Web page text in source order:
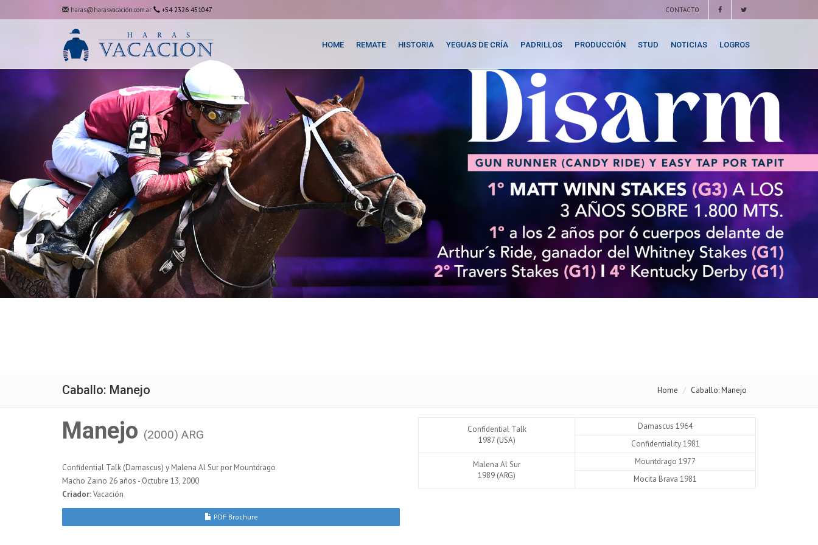
haras@harasvacación.com.ar +54 2326 451047 CONTACTO
HOME REMATE HISTORIA YEGUAS DE CRÍA PADRILLOS PRODUCCIÓN STUD NOTICIAS LOGROS
Caballo: Manejo Home Caballo: Manejo
Manejo (2000) ARG
Confidential Talk (Damascus) y Malena Al Sur por Mountdrago
Macho Zaino 26 años - Octubre 13, 2000
Criador:Vacación
PDF Brochure
Confidential Talk
1987 (USA)
Damascus 1964
Confidentiality 1981
Malena Al Sur
1989 (ARG)
Mountdrago 1977
Mocita Brava 1981